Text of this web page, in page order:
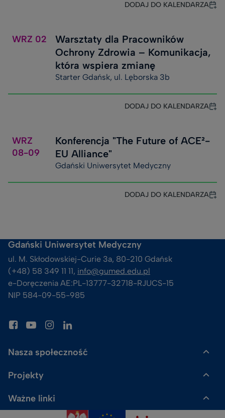
DODAJ DO KALENDARZA
WRZ 02
Warsztaty dla Pracowników
Ochrony Zdrowia – Komunikacja,
która wspiera zmianę
Starter Gdańsk, ul. Lęborska 3b
DODAJ DO KALENDARZA
WRZ
08-09
Konferencja "The Future of ACE²-
EU Alliance"
Gdański Uniwersytet Medyczny
DODAJ DO KALENDARZA
Gdański Uniwersytet Medyczny
ul. M. Skłodowskiej-Curie 3a, 80-210 Gdańsk
(+48) 58 349 11 11, info@gumed.edu.pl
e-Doręczenia AE:PL-13777-32718-RJUCS-15
NIP 584-09-55-985
Nasza społeczność
Gazeta GUMed
Skalpel. Podcast GUMed
Projekty
Uczelnia Badawcza
Ważne linki